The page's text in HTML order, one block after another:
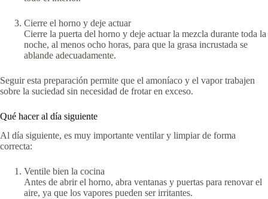
Cierre el horno y deje actuar
Cierre la puerta del horno y deje actuar la mezcla durante toda la
noche, al menos ocho horas, para que la grasa incrustada se
ablande adecuadamente.
Seguir esta preparación permite que el amoníaco y el vapor trabajen
sobre la suciedad sin necesidad de frotar en exceso.
Qué hacer al día siguiente
Al día siguiente, es muy importante ventilar y limpiar de forma
correcta:
Ventile bien la cocina
Antes de abrir el horno, abra ventanas y puertas para renovar el
aire, ya que los vapores pueden ser irritantes.